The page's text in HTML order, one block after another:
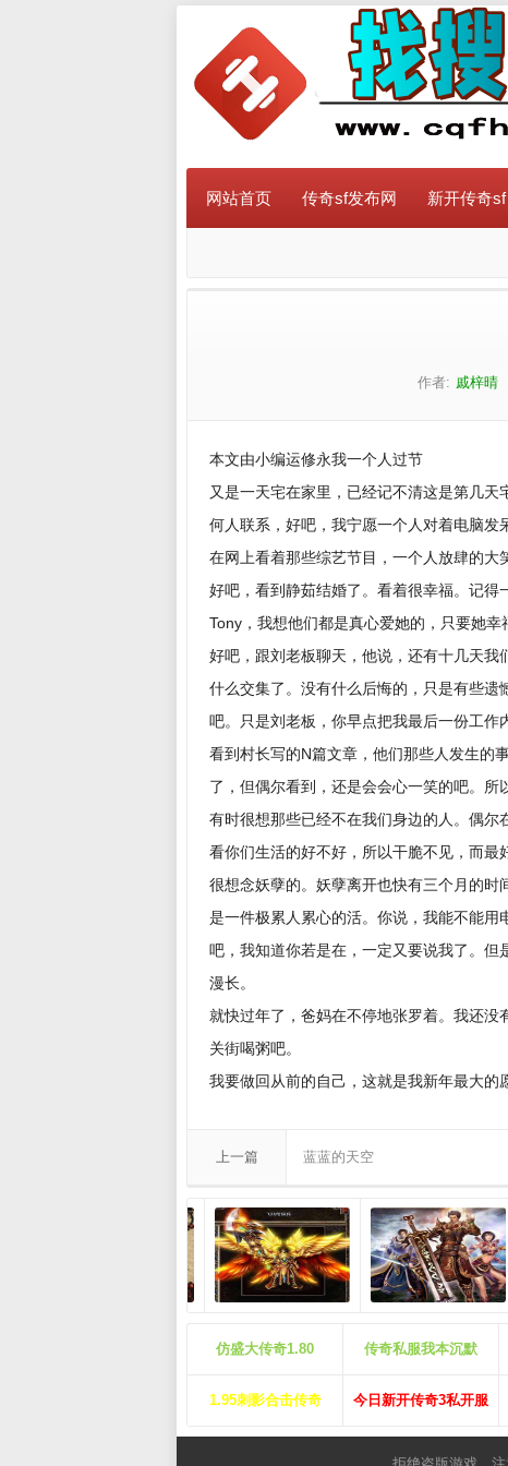
网站首页 传奇sf发布网 新开传奇sf
作者: 戚梓晴
本文由小编运修永我一个人过节
又是一天宅在家里，已经记不清这是第几
何人联系，好吧，我宁愿一个人对着电脑发
在网上看着那些综艺节目，一个人放肆的大
好吧，看到静茹结婚了。看着很幸福。记
Tony，我想他们都是真心爱她的，只要她幸
好吧，跟刘老板聊天，他说，还有十几天
什么交集了。没有什么后悔的，只是有些
吧。只是刘老板，你早点把我最后一份工作
看到村长写的N篇文章，他们那些人发生的
了，但偶尔看到，还是会会心一笑的吧。所
有时很想那些已经不在我们身边的人。偶
看你们生活的好不好，所以干脆不见，而最
很想念妖孽的。妖孽离开也快有三个月的
是一件极累人累心的活。你说，我能不能用
吧，我知道你若是在，一定又要说我了。
漫长。
就快过年了，爸妈在不停地张罗着。我还
关街喝粥吧。
我要做回从前的自己，这就是我新年最大的
上一篇 蓝蓝的天空
仿盛大传奇1.80 传奇私服我本沉默
1.95刺影合击传奇 今日新开传奇3私开服